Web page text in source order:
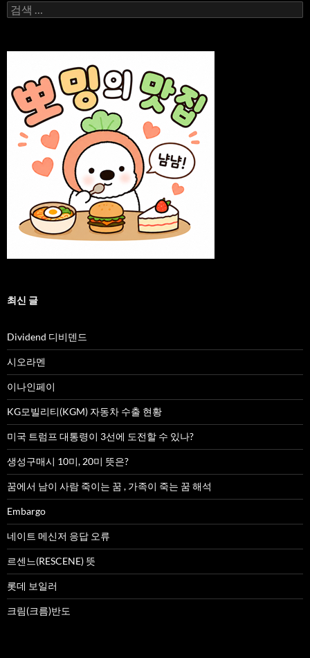
검
색:
최신 글
Dividend 디비덴드
시오라멘
이나인페이
KG모빌리티(KGM) 자동차 수출 현황
미국 트럼프 대통령이 3선에 도전할 수 있나?
생성구매시 10미, 20미 뜻은?
꿈에서 남이 사람 죽이는 꿈 , 가족이 죽는 꿈 해석
Embargo
네이트 메신저 응답 오류
르센느(RESCENE) 뜻
롯데 보일러
크림(크름)반도